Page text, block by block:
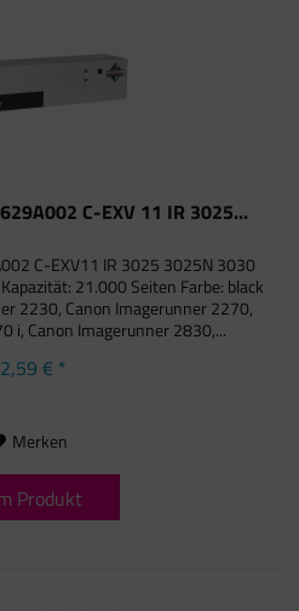
C-EXV 11 IR 3025...
C-EXV11 IR 3025 3025N 3030
21.000 Seiten Farbe: black
2230, Canon Imagerunner 2270,
i, Canon Imagerunner 2830,...
€ *
Merken
Produkt